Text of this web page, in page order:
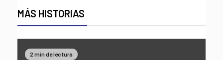
MÁS HISTORIAS
2 min de lectura